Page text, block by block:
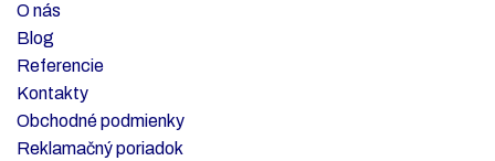
O nás
Blog
Referencie
Kontakty
Obchodné podmienky
Reklamačný poriadok